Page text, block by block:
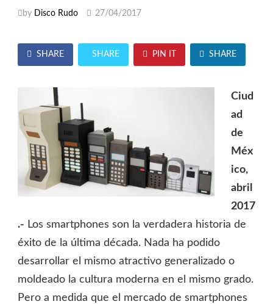
by Disco Rudo 27/04/2017
SHARE SHARE PIN IT SHARE
Ciud
ad
de
Méx
ico,
abril
2017
.- Los smartphones son la verdadera historia de
éxito de la última década. Nada ha podido
desarrollar el mismo atractivo generalizado o
moldeado la cultura moderna en el mismo grado.
Pero a medida que el mercado de smartphones